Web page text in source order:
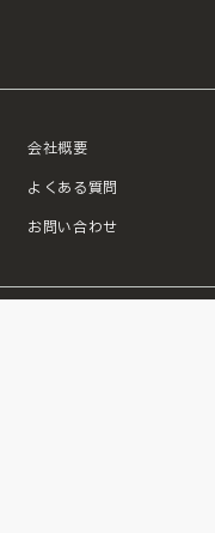
会社概要
よくある質問
お問い合わせ